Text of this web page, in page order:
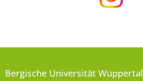
Bergische Universität Wuppertal